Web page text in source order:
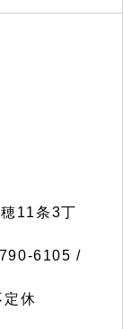
11条3丁
6105 /
休